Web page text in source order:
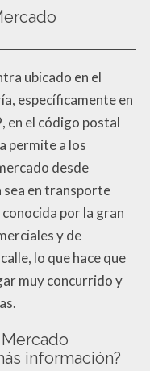
ubicado en el
específicamente en
en el código postal
permite a los
desde
sea en transporte
por la gran
y de
lo que hace que
muy concurrido y
información?